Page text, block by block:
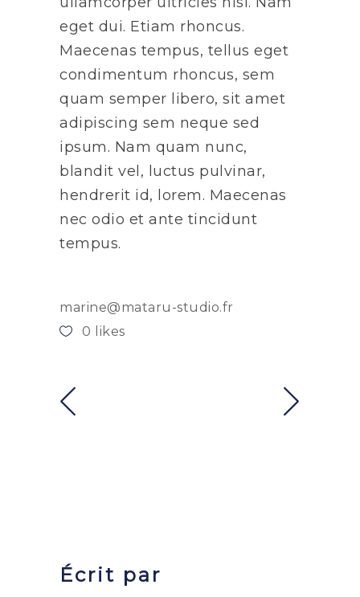
eget dui. Etiam rhoncus.
Maecenas tempus, tellus eget
condimentum rhoncus, sem
quam semper libero, sit amet
adipiscing sem neque sed
ipsum. Nam quam nunc,
blandit vel, luctus pulvinar,
hendrerit id, lorem. Maecenas
nec odio et ante tincidunt
tempus.
marine@mataru-studio.fr
0
likes
Écrit par